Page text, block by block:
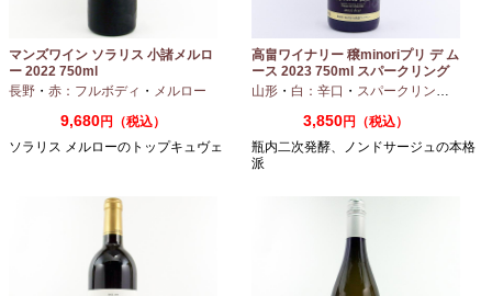
マンズワイン ソラリス 小諸メルロ
ー 2022 750ml
長野 ・ 赤：フルボディ ・ メルロー
9,680円（税込）
ソラリス メルローのトップキュヴェ
高畠ワイナリー 穣minoriプリ デ ム
ース 2023 750ml スパークリング
ワイン
山形 ・ 白：辛口 ・ スパークリングワイン
3,850円（税込）
瓶内二次発酵、ノンドサージュの本格
派